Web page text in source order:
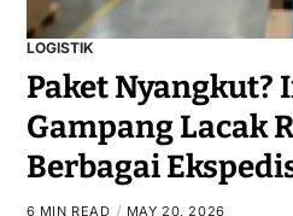
LOGISTIK
Paket Nyangkut?
Gampang Lacak
Berbagai
6 MIN READ MAY 20, 2026